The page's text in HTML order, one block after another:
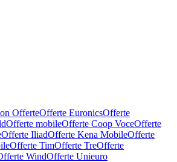
OfferteOfferte EuronicsOfferte
Offerte mobileOfferte Coop VoceOfferte
Offerte IliadOfferte Kena MobileOfferte
Offerte TimOfferte TreOfferte
WindOfferte Unieuro